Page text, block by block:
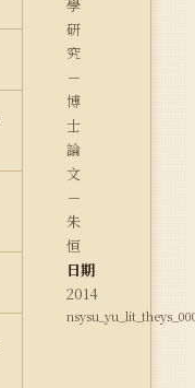
學
研
究
－
博
士
論
文
－
朱
恒
日期
2014